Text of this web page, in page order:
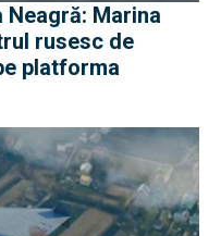
Marina
rusesc de
platforma